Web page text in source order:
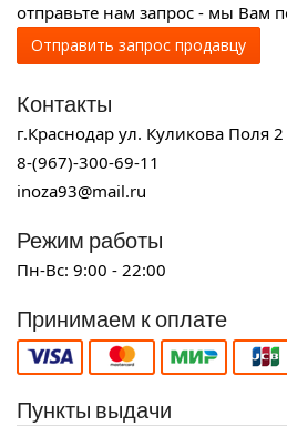
отправьте нам запрос - мы Вам
Отправить запрос продавцу
Контакты
г.Краснодар ул. Куликова Поля 2
8-(967)-300-69-11
inoza93@mail.ru
Режим работы
Пн-Вс: 9:00 - 22:00
Принимаем к оплате
Пункты выдачи